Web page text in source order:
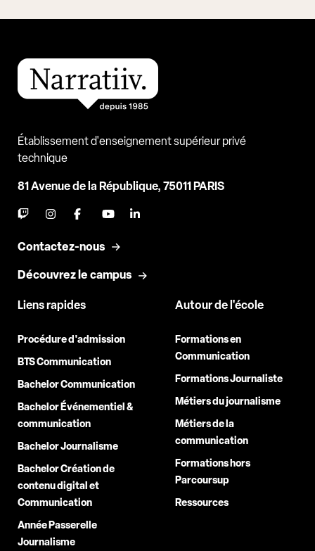
Établissement d'enseignement supérieur privé
technique
81 Avenue de la République, 75011 PARIS
Contactez-nous
Découvrez le campus
Liens rapides
Procédure d'admission
BTS Communication
Bachelor Communication
Bachelor Événementiel &
communication
Bachelor Journalisme
Bachelor Création de
contenu digital et
Communication
Année Passerelle
Journalisme
Autour de l'école
Formations en
Communication
Formations Journaliste
Métiers du journalisme
Métiers de la
communication
Formations hors
Parcoursup
Ressources